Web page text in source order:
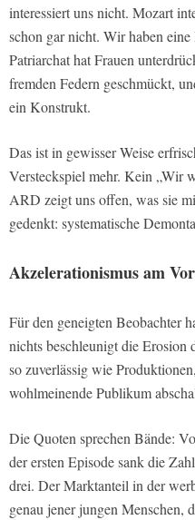
interessiert uns nicht. Mozart
schon gar nicht. Wir haben
Patriarchat hat Frauen
fremden Federn geschmückt,
ein Konstrukt.
Das ist in gewisser Weise
Versteckspiel mehr. Kein „Wir
ARD zeigt uns offen, was sie
gedenkt: systematische
Akzelerationismus am
Für den geneigten Beobachter
nichts beschleunigt die Erosion
so zuverlässig wie
wohlmeinende Publikum
Die Quoten sprechen Bände:
der ersten Episode sank die
drei. Der Marktanteil in der
genau jener jungen Menschen,